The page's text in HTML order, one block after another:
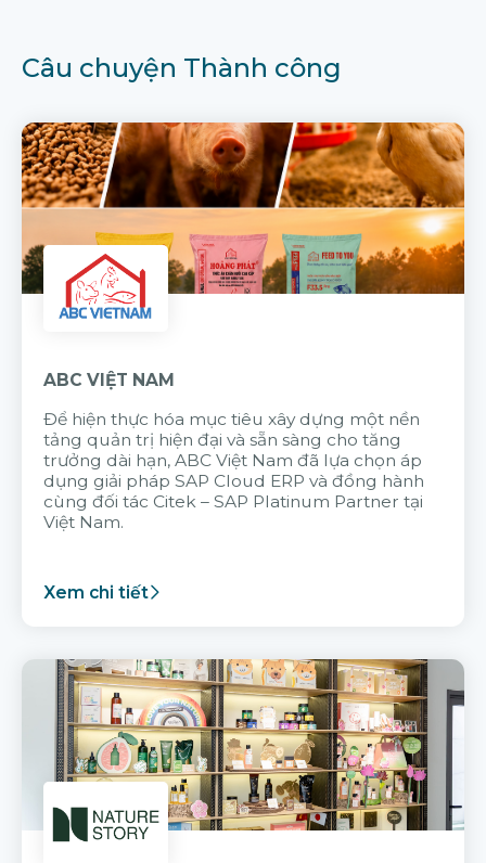
Câu chuyện Thành công
ABC VIỆT NAM
Để hiện thực hóa mục tiêu xây dựng một nền
tảng quản trị hiện đại và sẵn sàng cho tăng
trưởng dài hạn, ABC Việt Nam đã lựa chọn áp
dụng giải pháp SAP Cloud ERP và đồng hành
cùng đối tác Citek – SAP Platinum Partner tại
Việt Nam.
Xem chi tiết